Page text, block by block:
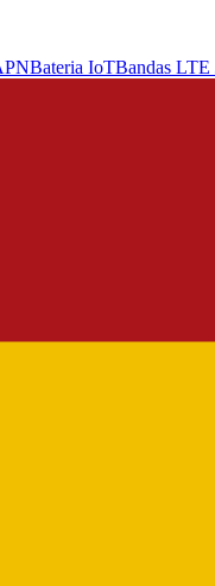
Bateria IoTBandas